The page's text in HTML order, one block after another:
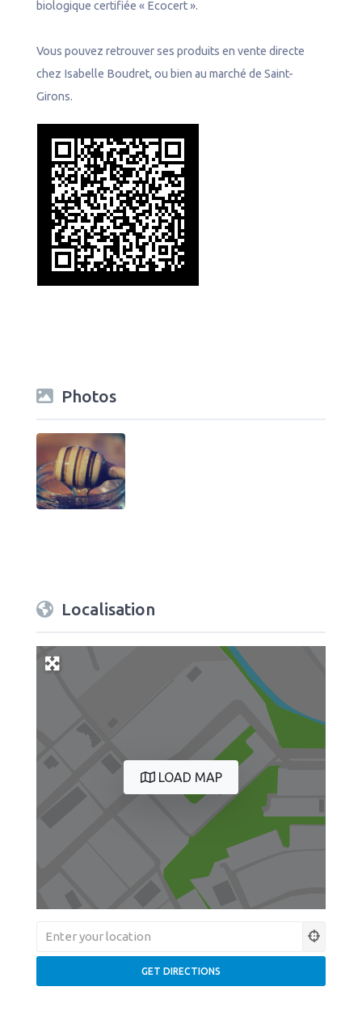
biologique certifiée « Ecocert ».
Vous pouvez retrouver ses produits en vente directe
chez Isabelle Boudret, ou bien au marché de Saint-
Girons.
Photos
Localisation
LOAD MAP